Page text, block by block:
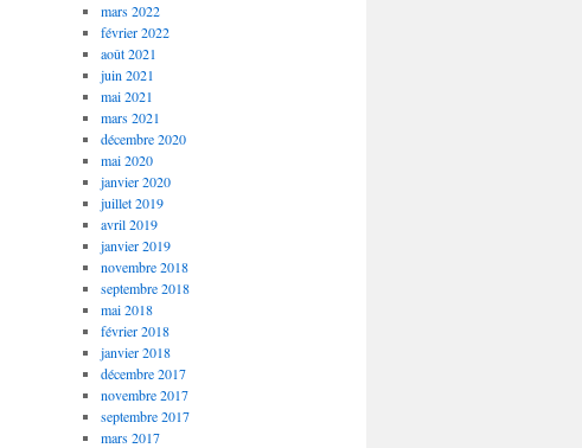
mars 2022
février 2022
août 2021
juin 2021
mai 2021
mars 2021
décembre 2020
mai 2020
janvier 2020
juillet 2019
avril 2019
janvier 2019
novembre 2018
septembre 2018
mai 2018
février 2018
janvier 2018
décembre 2017
novembre 2017
septembre 2017
mars 2017